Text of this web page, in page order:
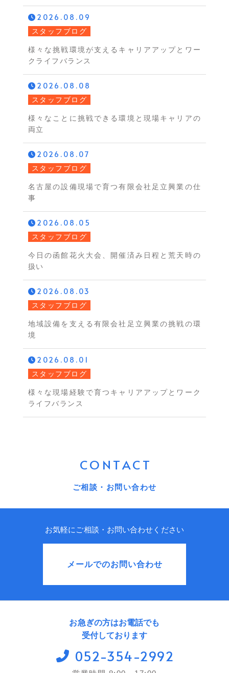
2026.08.09
スタッフブログ
様々な挑戦環境が支えるキャリアアップとワー
クライフバランス
2026.08.08
スタッフブログ
様々なことに挑戦できる環境と現場キャリアの
両立
2026.08.07
スタッフブログ
名古屋の設備現場で育つ有限会社足立興業の仕
事
2026.08.05
スタッフブログ
今日の函館花火大会、開催済み日程と荒天時の
扱い
2026.08.03
スタッフブログ
地域設備を支える有限会社足立興業の挑戦の環
境
2026.08.01
スタッフブログ
様々な現場経験で育つキャリアアップとワーク
ライフバランス
CONTACT
ご相談・お問い合わせ
お気軽にご相談・お問い合わせください
メールでのお問い合わせ
お急ぎの方はお電話でも
受付しております
052-354-2992